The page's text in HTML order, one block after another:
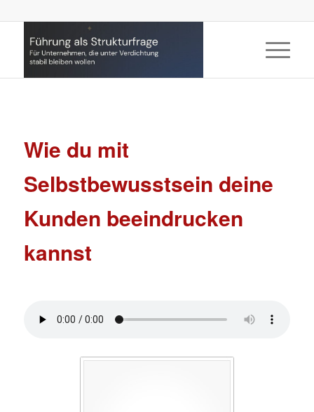
Wie du mit
Selbstbewusstsein deine
Kunden beeindrucken
kannst